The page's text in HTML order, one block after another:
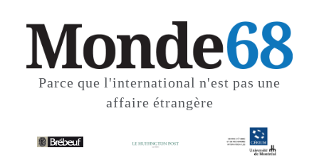
Parce que l'international n'est pas une
affaire étrangère